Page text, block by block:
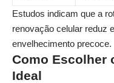
Estudos indicam que a
renovação celular reduz
envelhecimento precoce.
Como Escolher
Ideal